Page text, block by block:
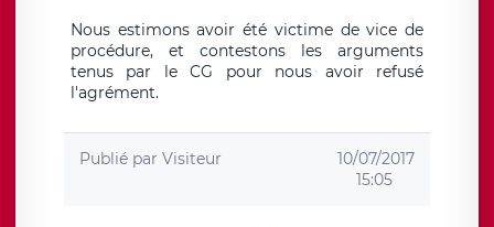
Nous estimons avoir été victime de vice de
procédure, et contestons les arguments
tenus par le CG pour nous avoir refusé
l'agrément.
Publié par Visiteur
10/07/2017
15:05